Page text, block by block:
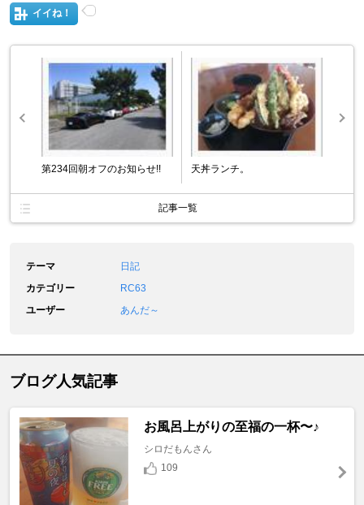
イイね！
第234回朝オフのお知らせ!! 天丼ランチ。
記事一覧
テーマ
日記
カテゴリー
RC63
ユーザー
あんだ～
ブログ人気記事
お風呂上がりの至福の一杯〜♪
シロだもんさん
109